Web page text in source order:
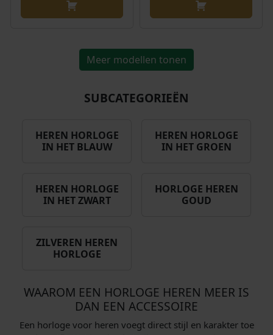
Meer modellen tonen
SUBCATEGORIEËN
HEREN HORLOGE
IN HET BLAUW
HEREN HORLOGE
IN HET GROEN
HEREN HORLOGE
IN HET ZWART
HORLOGE HEREN
GOUD
ZILVEREN HEREN
HORLOGE
WAAROM EEN HORLOGE HEREN MEER IS
DAN EEN ACCESSOIRE
Een horloge voor heren voegt direct stijl en karakter toe